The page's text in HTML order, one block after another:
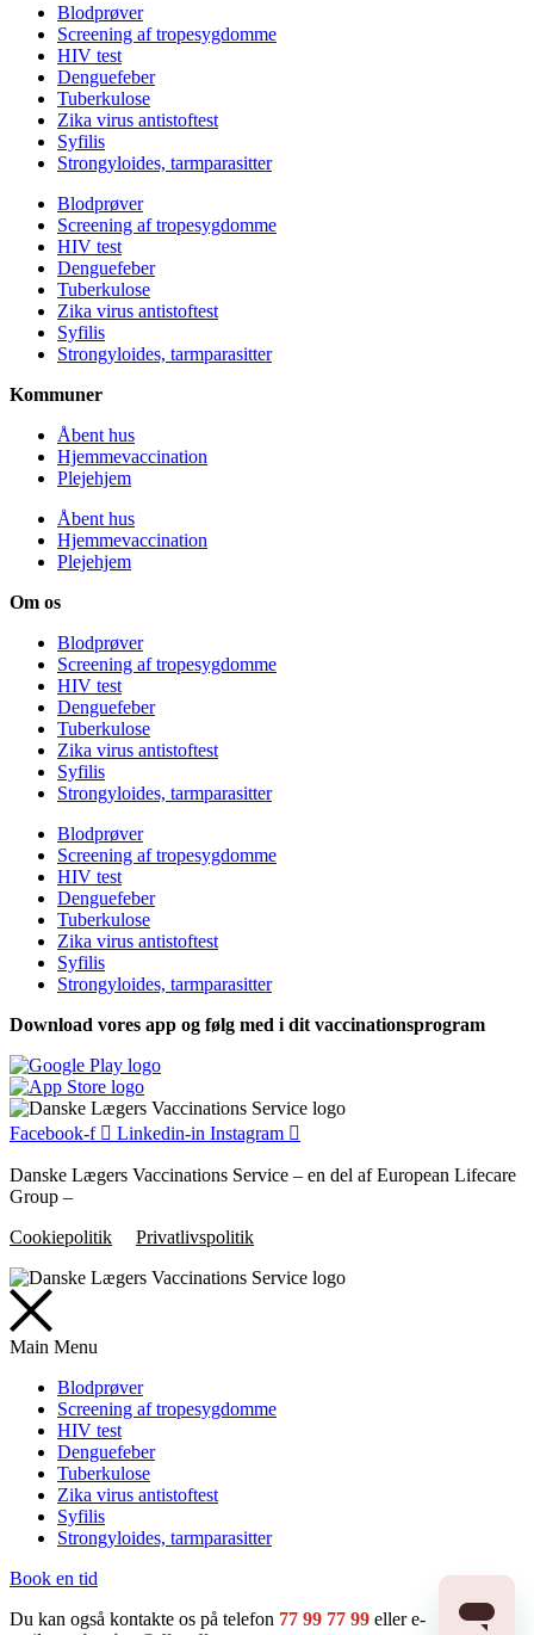
Blodprøver
Screening af tropesygdomme
HIV test
Denguefeber
Tuberkulose
Zika virus antistoftest
Syfilis
Strongyloides, tarmparasitter
Blodprøver
Screening af tropesygdomme
HIV test
Denguefeber
Tuberkulose
Zika virus antistoftest
Syfilis
Strongyloides, tarmparasitter
Kommuner
Åbent hus
Hjemmevaccination
Plejehjem
Åbent hus
Hjemmevaccination
Plejehjem
Om os
Blodprøver
Screening af tropesygdomme
HIV test
Denguefeber
Tuberkulose
Zika virus antistoftest
Syfilis
Strongyloides, tarmparasitter
Blodprøver
Screening af tropesygdomme
HIV test
Denguefeber
Tuberkulose
Zika virus antistoftest
Syfilis
Strongyloides, tarmparasitter
Download vores app og følg med i dit vaccinationsprogram
Facebook-f Linkedin-in Instagram
Danske Lægers Vaccinations Service – en del af European Lifecare
Group –
Cookiepolitik
Privatlivspolitik
Main Menu
Blodprøver
Screening af tropesygdomme
HIV test
Denguefeber
Tuberkulose
Zika virus antistoftest
Syfilis
Strongyloides, tarmparasitter
Book en tid
Du kan også kontakte os på telefon 77 99 77 99 eller e-